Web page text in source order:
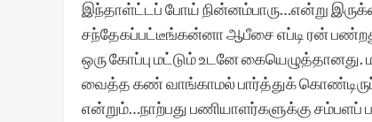
இந்தாள்ட்டப் போய் நின்னம்பாரு…என்று
சந்தேகப்பட்டீங்கன்னா ஆபீசை எப்டி ரன்
ஒரு கோப்பு மட்டும் உடனே கையெழுத்தானது.
வைத்த கண் வாங்காமல் பார்த்துக்
என்றும்…நாற்பது பணியாளர்களுக்கு சம்பளப்